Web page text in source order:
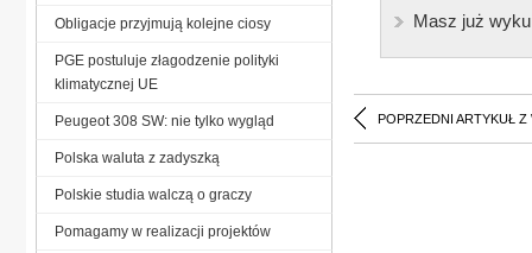
Masz już
POPRZEDNI ARTYKUŁ Z
Obligacje przyjmują kolejne ciosy
PGE postuluje złagodzenie polityki
klimatycznej UE
Peugeot 308 SW: nie tylko wygląd
Polska waluta z zadyszką
Polskie studia walczą o graczy
Pomagamy w realizacji projektów